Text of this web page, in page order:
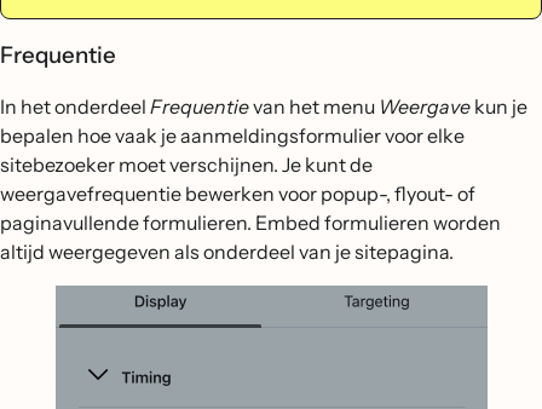
Frequentie
In het onderdeel Frequentievan het menu Weergave kun je
bepalen hoe vaak je aanmeldingsformulier voor elke
sitebezoeker moet verschijnen. Je kunt de
weergavefrequentie bewerken voor popup-, flyout- of
paginavullende formulieren. Embed formulieren worden
altijd weergegeven als onderdeel van je sitepagina.